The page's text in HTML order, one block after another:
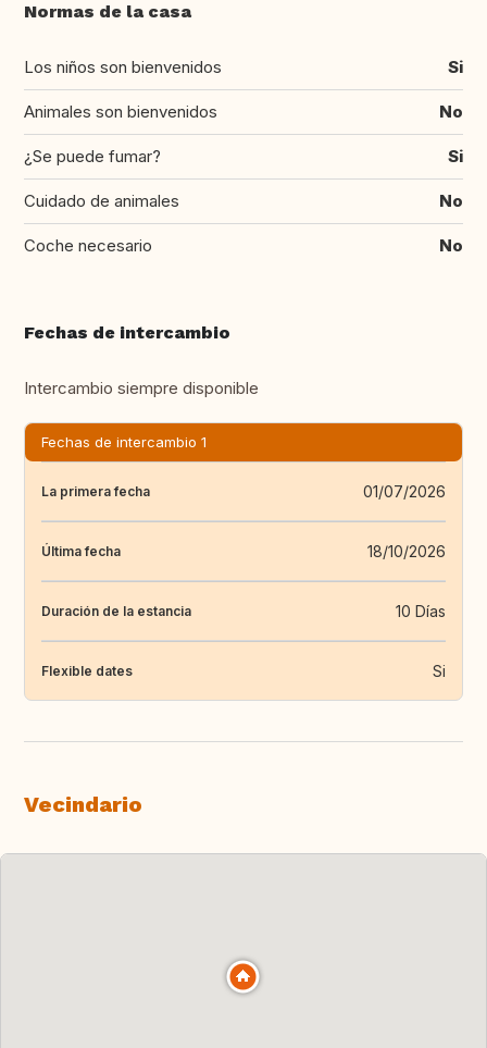
Normas de la casa
Los niños son bienvenidos Si
Animales son bienvenidos No
¿Se puede fumar? Si
Cuidado de animales No
Coche necesario No
Fechas de intercambio
Intercambio siempre disponible
Fechas de intercambio 1
La primera fecha 01/07/2026
Última fecha 18/10/2026
Duración de la estancia 10 Días
Flexible dates Si
Vecindario